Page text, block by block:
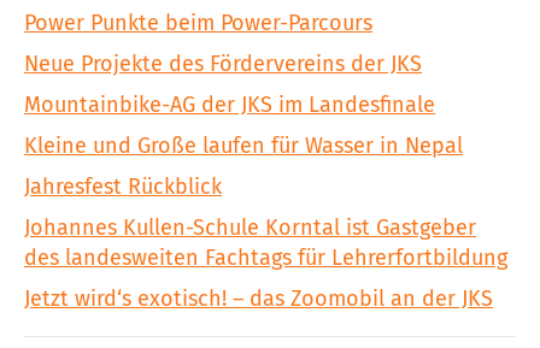
Power Punkte beim Power-Parcours
Neue Projekte des Fördervereins der JKS
Mountainbike-AG der JKS im Landesfinale
Kleine und Große laufen für Wasser in Nepal
Jahresfest Rückblick
Johannes Kullen-Schule Korntal ist Gastgeber
des landesweiten Fachtags für Lehrerfortbildung
Jetzt wird‘s exotisch! – das Zoomobil an der JKS